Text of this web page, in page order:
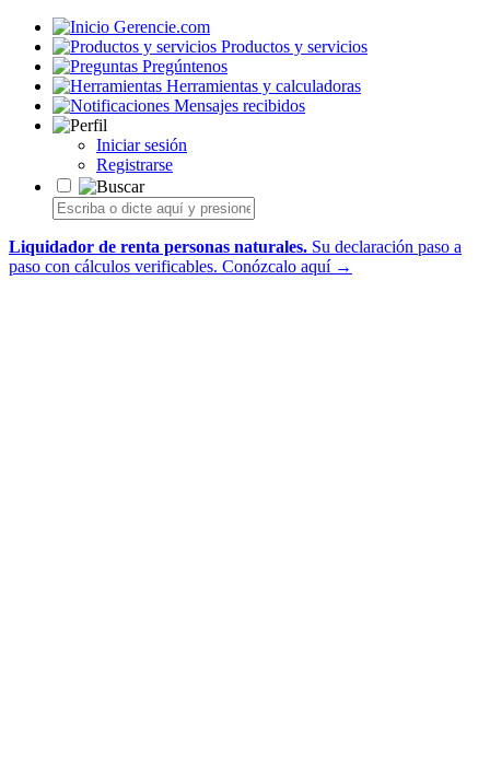
Gerencie.com
Productos y servicios
Pregúntenos
Herramientas y calculadoras
Mensajes recibidos
Iniciar sesión
Registrarse
Liquidador de renta personas naturales. Su declaración paso a
paso con cálculos verificables. Conózcalo aquí →